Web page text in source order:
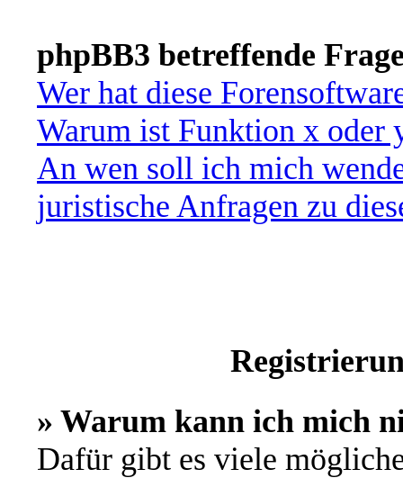
phpBB3 betreffende
Wer hat diese
Warum ist Funktion x oder
An wen soll ich mich
juristische Anfragen zu
» Warum kann ich mich
Dafür gibt es viele